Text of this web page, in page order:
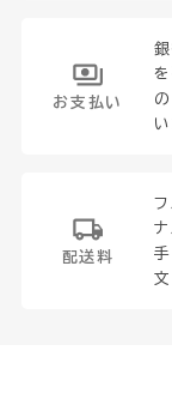
お支払い
配送料